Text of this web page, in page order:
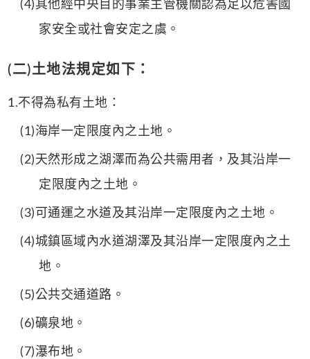
(4)其他經中央目的事業主管機關認為足以危害國
家安全或社會安定之虞。
(二)土地法規定如下：
1.不得為私有土地：
(1)海岸一定限度內之土地。
(2)天然形成之湖澤而為公共需用者，及其沿岸一
定限度內之土地。
(3)可通運之水道及其沿岸一定限度內之土地。
(4)城鎮區域內水道湖澤及其沿岸一定限度內之土
地。
(5)公共交通道路。
(6)礦泉地。
(7)瀑布地。